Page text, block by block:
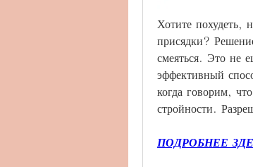
Хотите похудеть,
присядки?
смеяться. Это не
эффективный
когда говорим,
стройности.
ПОДРОБНЕЕ